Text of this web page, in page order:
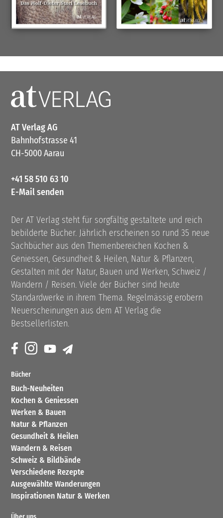
AT Verlag AG
Bahnhofstrasse 41
CH-5000 Aarau
+41 58 510 63 10
E-Mail senden
Der AT Verlag steht für sorgfältig gestaltete und reich
bebilderte Bücher. Jährlich erscheinen so rund 35 neue
Sachbücher aus den Themenbereichen Kochen &
Geniessen, Gesundheit & Heilen, Natur & Pflanzen,
Gestalten mit der Natur, Bauen und Werken, Schweiz /
Wandern / Reisen. Viele der Bücher sind heute
Standardwerke in ihrem Thema. Regelmässig erobern
Neuerscheinungen aus dem AT Verlag die
Bestsellerlisten.
Bücher
Buch-Neuheiten
Kochen & Geniessen
Werken & Bauen
Natur & Pflanzen
Gesundheit & Heilen
Wandern & Reisen
Schweiz & Bildbände
Verschiedene Rezepte
Ausgewählte Wanderungen
Inspirationen Natur & Werken